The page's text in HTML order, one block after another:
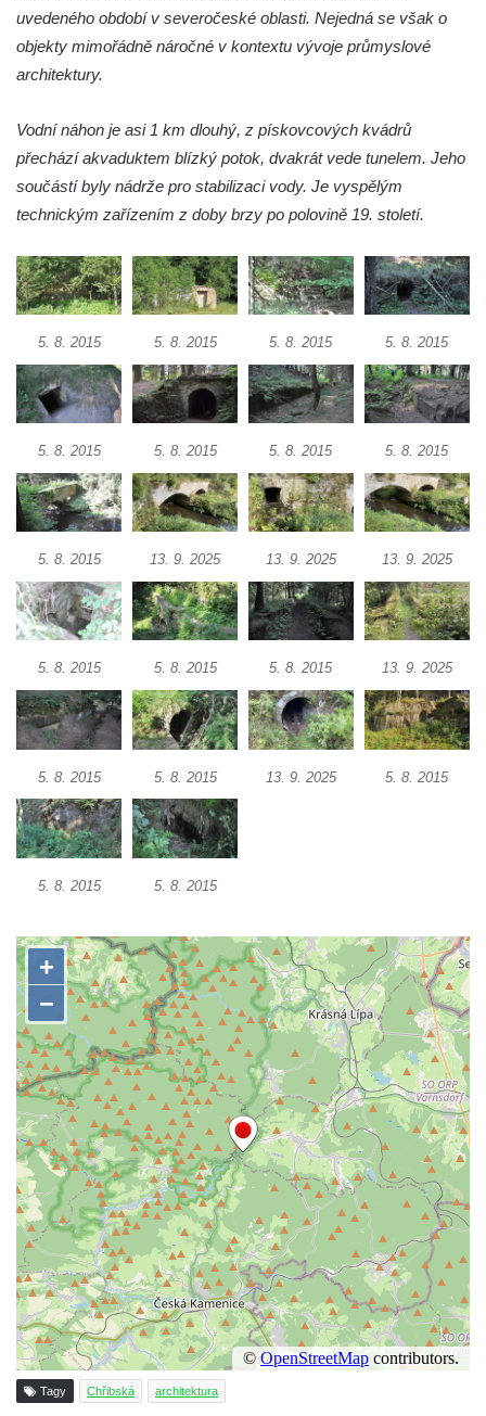
uvedeného období v severočeské oblasti. Nejedná se však o
objekty mimořádně náročné v kontextu vývoje průmyslové
architektury.
Vodní náhon je asi 1 km dlouhý, z pískovcových kvádrů
přechází akvaduktem blízký potok, dvakrát vede tunelem. Jeho
součástí byly nádrže pro stabilizaci vody. Je vyspělým
technickým zařízením z doby brzy po polovině 19. století.
5. 8. 2015 5. 8. 2015 5. 8. 2015 5. 8. 2015
5. 8. 2015 5. 8. 2015 5. 8. 2015 5. 8. 2015
5. 8. 2015 13. 9. 2025 13. 9. 2025 13. 9. 2025
5. 8. 2015 5. 8. 2015 5. 8. 2015 13. 9. 2025
5. 8. 2015 5. 8. 2015 13. 9. 2025 5. 8. 2015
5. 8. 2015 5. 8. 2015
Tagy Chřibská architektura